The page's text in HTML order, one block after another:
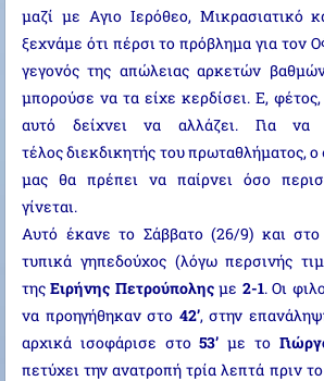
μαζί με Aγιο Ιερόθεο, Μικρασιατικό
ξεχνάμε ότι πέρσι το πρόβλημα για τον
γεγονός της απώλειας αρκετών
μπορούσε να τα είχε κερδίσει. Ε,
αυτό δείχνει να αλλάζει. Για να
τέλος διεκδικητής του πρωταθλήματος,
μας θα πρέπει να παίρνει όσο
γίνεται.
Αυτό έκανε το Σάββατο (26/9) και
τυπικά γηπεδούχος (λόγω περσινής
τηςΕιρήνης Πετρούποληςμε 2-1. Οι
να προηγήθηκαν στο 42’, στην
αρχικά ισοφάρισε στο53’ με το
πετύχει την ανατροπή τρία λεπτά πριν